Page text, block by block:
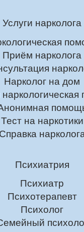
Услуги нарколога
Приём нарколога
Нарколог на дом
Тест на наркотики
Справка
Психиатрия
Психиатр
Психотерапевт
Психолог